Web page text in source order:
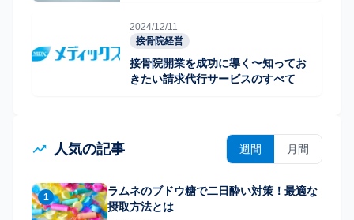
2024/12/11
接骨院経営
接骨院開業を成功に導く〜知ってお
きたい請求代行サービスのすべて
人気の記事 週間 月間
1
ラムネのブドウ糖で二日酔い対策！最適な
摂取方法とは